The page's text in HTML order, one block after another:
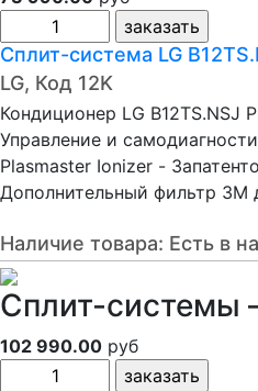
Сплит-система LG
LG, Код 12K
Кондиционер LG B12TS.NSJ
Управление и
Plasmaster Ionizer -
Дополнительный фильтр 3M
Наличие товара: Есть в
Сплит-системы
102 990.00 руб